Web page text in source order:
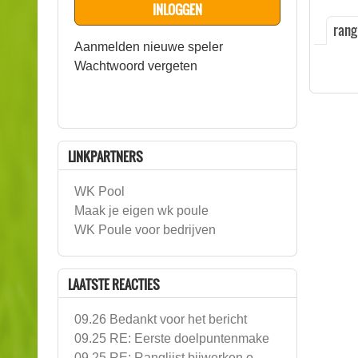
Aanmelden nieuwe speler
Wachtwoord vergeten
LINKPARTNERS
WK Pool
Maak je eigen wk poule
WK Poule voor bedrijven
LAATSTE REACTIES
09.26 Bedankt voor het bericht
09.25 RE: Eerste doelpuntenmake